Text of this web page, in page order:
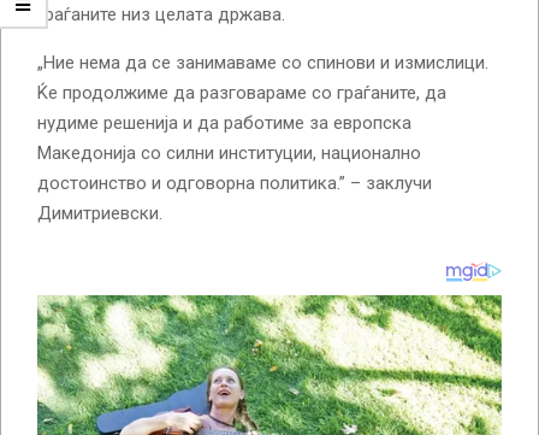
граѓаните низ целата држава.
„Ние нема да се занимаваме со спинови и измислици.
Ќе продолжиме да разговараме со граѓаните, да
нудиме решенија и да работиме за европска
Македонија со силни институции, национално
достоинство и одговорна политика.” – заклучи
Димитриевски.